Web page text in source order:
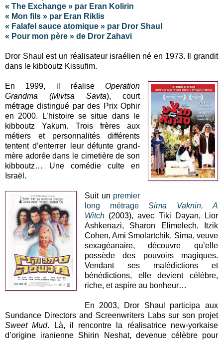
« The Exchange » par Eran Kolirin
« Mon fils » par Eran Riklis
« Falafel sauce atomique » par Dror Shaul
« Pour mon père » de Dror Zahavi
Dror Shaul est un réalisateur israélien né en 1973. Il grandit
dans le kibboutz Kissufim.
En 1999, il réaliseOperation
Grandma (Mivtsa Savta), court
métrage distingué par des Prix Ophir
en 2000. L’histoire se situe dans le
kibboutz Yakum. Trois frères aux
métiers et personnalités différents
tentent d’enterrer leur défunte grand-
mère adorée dans le cimetière de son
kibboutz… Une comédie culte en
Israël.
Suit un premier
long métrage
Sima Vaknin, A
Witch(2003), avec Tiki Dayan, Lior
Ashkenazi, Sharon Elimelech, Itzik
Cohen, Ami Smolartchik. Sima, veuve
sexagéanaire, découvre qu’elle
possède des pouvoirs magiques.
Vendant ses malédictions et
bénédictions, elle devient célèbre,
riche, et aspire au bonheur…
En 2003, Dror Shaul participa aux
Sundance Directors and Screenwriters Labs sur son projet
Sweet Mud. Là, il rencontre la réalisatrice new-yorkaise
d’origine iranienne Shirin Neshat, devenue célèbre pour